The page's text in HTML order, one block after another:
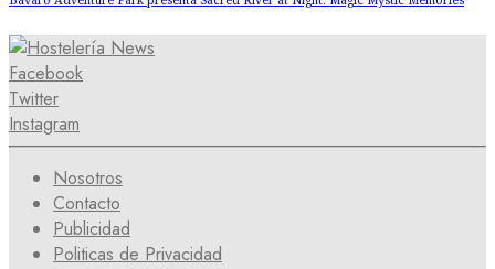
Facebook
Twitter
Instagram
Nosotros
Contacto
Publicidad
Politicas de Privacidad